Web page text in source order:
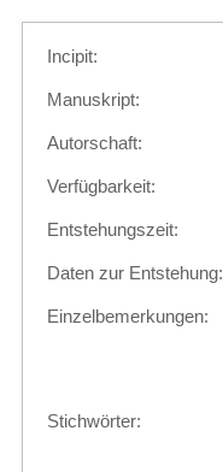
Incipit:
Manuskript:
Autorschaft:
Verfügbarkeit:
Entstehungszeit:
Daten zur Entstehung:
Einzelbemerkungen:
Stichwörter: